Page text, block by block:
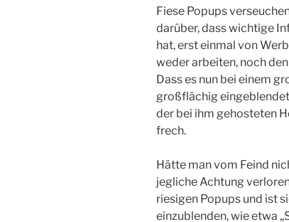
Fiese Popups
darüber, dass wichtige
hat, erst einmal von
weder arbeiten, noch
Dass es nun bei einem
großflächig
der bei ihm gehosteten
frech.
Hätte man vom Feind
jegliche Achtung
riesigen Popups und ist
einzublenden, wie etwa